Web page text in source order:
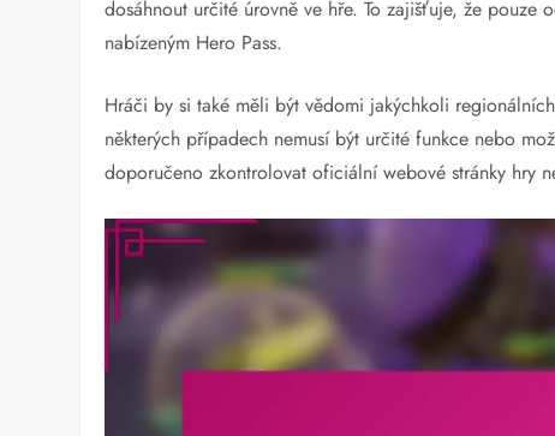
dosáhnout určité úrovně ve hře. To zajišťuje, že
nabízeným Hero Pass.
Hráči by si také měli být vědomi jakýchkoli
některých případech nemusí být určité funkce nebo
doporučeno zkontrolovat oficiální webové stránky hry